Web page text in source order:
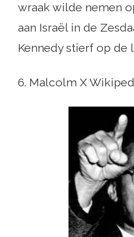
wraak wilde nemen
aan Israël in de
Kennedy stierf op de
6. Malcolm X